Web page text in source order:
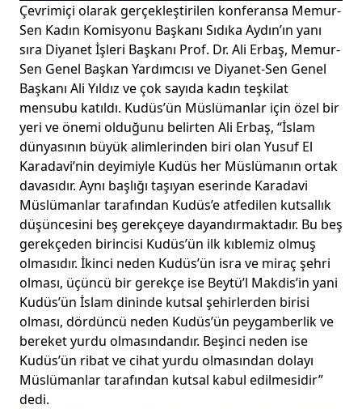
Çevrimiçi olarak gerçekleştirilen konferansa Memur-
Sen Kadın Komisyonu Başkanı Sıdıka Aydın’ın yanı
sıra Diyanet İşleri Başkanı Prof. Dr. Ali Erbaş, Memur-
Sen Genel Başkan Yardımcısı ve Diyanet-Sen Genel
Başkanı Ali Yıldız ve çok sayıda kadın teşkilat
mensubu katıldı. Kudüs’ün Müslümanlar için özel bir
yeri ve önemi olduğunu belirten Ali Erbaş, “İslam
dünyasının büyük alimlerinden biri olan Yusuf El
Karadavi’nin deyimiyle Kudüs her Müslümanın ortak
davasıdır. Aynı başlığı taşıyan eserinde Karadavi
Müslümanlar tarafından Kudüs’e atfedilen kutsallık
düşüncesini beş gerekçeye dayandırmaktadır. Bu beş
gerekçeden birincisi Kudüs’ün ilk kıblemiz olmuş
olmasıdır. İkinci neden Kudüs’ün isra ve miraç şehri
olması, üçüncü bir gerekçe ise Beytü’l Makdis’in yani
Kudüs’ün İslam dininde kutsal şehirlerden birisi
olması, dördüncü neden Kudüs’ün peygamberlik ve
bereket yurdu olmasındandır. Beşinci neden ise
Kudüs’ün ribat ve cihat yurdu olmasından dolayı
Müslümanlar tarafından kutsal kabul edilmesidir”
dedi.